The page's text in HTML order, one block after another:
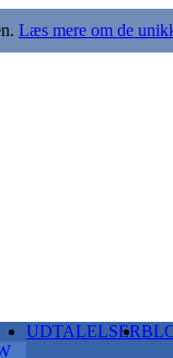
Læs mere om de
UDTALELSER